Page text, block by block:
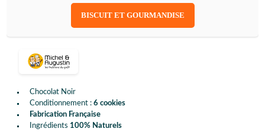
Chocolat Noir
Conditionnement : 6 cookies
Fabrication Française
Ingrédients 100% Naturels
BISCUIT ET GOURMANDISE